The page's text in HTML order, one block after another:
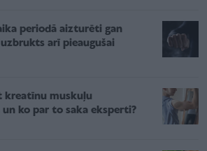
periodā aizturēti gan
arī pieaugušai
kreatīnu muskuļu
un ko par to saka eksperti?